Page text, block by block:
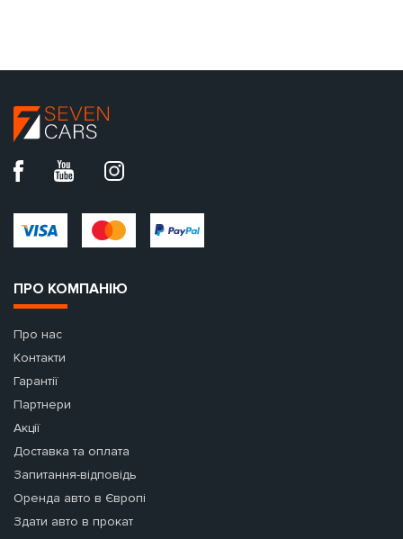
ПРО КОМПАНІЮ
Про нас
Контакти
Гарантії
Партнери
Акції
Доставка та оплата
Запитання-відповідь
Оренда авто в Європі
Здати авто в прокат